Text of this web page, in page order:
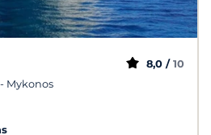
Mykonos
8,0 / 10